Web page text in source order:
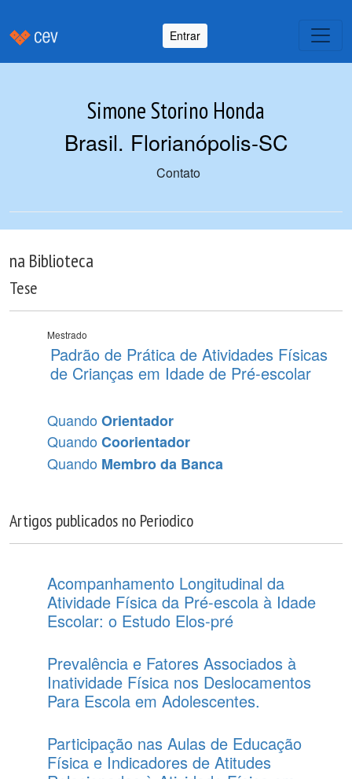
Entrar
Simone Storino Honda
Brasil. Florianópolis-SC
Contato
na Biblioteca
Tese
Mestrado
Padrão de Prática de Atividades Físicas
de Crianças em Idade de Pré-escolar
Quando Orientador
Quando Coorientador
Quando Membro da Banca
Artigos publicados no Periodico
Acompanhamento Longitudinal da
Atividade Física da Pré-escola à Idade
Escolar: o Estudo Elos-pré
Prevalência e Fatores Associados à
Inatividade Física nos Deslocamentos
Para Escola em Adolescentes.
Participação nas Aulas de Educação
Física e Indicadores de Atitudes